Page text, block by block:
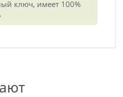
ключ, имеет 100%